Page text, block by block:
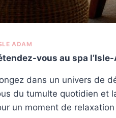
ADAM
vous au spa
dans un univers de
du tumulte quotidien et
un moment de